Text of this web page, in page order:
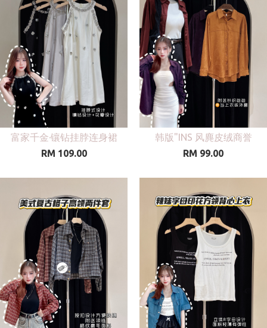
富家千金·镶钻挂脖连身裙
RM 109.00
韩版"INS 风麂皮绒商誉
RM 99.00